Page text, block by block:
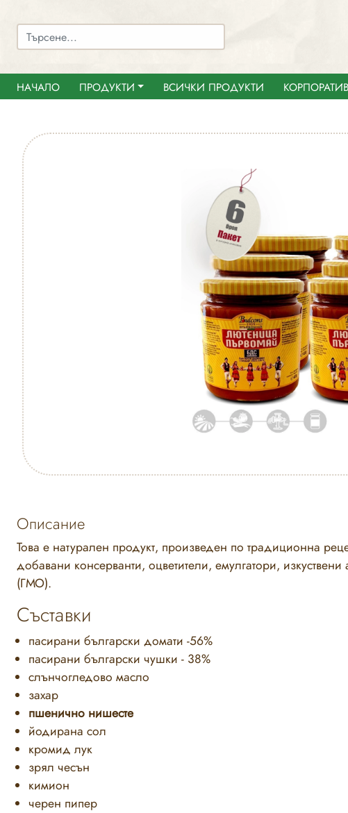
НАЧАЛО ПРОДУКТИ ВСИЧКИ ПРОДУКТИ
Описание
Това е натурален продукт, произведен по традиционна
добавани консерванти, оцветители, емулгатори,
(ГМО).
Съставки
пасирани български домати -56%
пасирани български чушки - 38%
слънчогледово масло
захар
пшенично нишесте
йодирана сол
кромид лук
зрял чесън
кимион
черен пипер